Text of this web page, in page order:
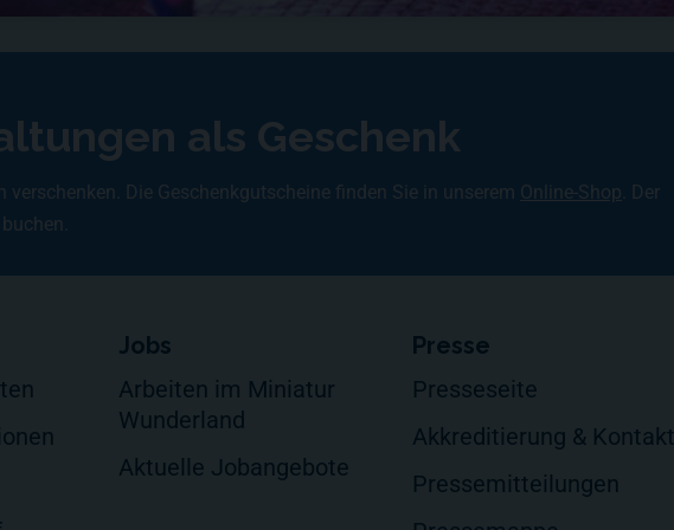
als Geschenk
Die Geschenkgutscheine finden Sie in unserem Online-Shop . Der
Jobs
Arbeiten im Miniatur
Wunderland
Aktuelle Jobangebote
Presse
Presseseite
Akkreditierung & Kontakt
Pressemitteilungen